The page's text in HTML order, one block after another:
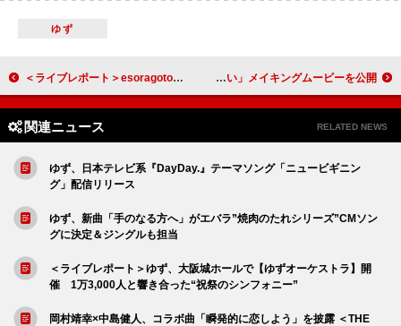
ゆず
＜ライブレポート＞esoragoto、自身初となるワンマンライブ【Apollo】――絵空事が現実になった夜 FUNKY MONKEY BΛBY'S×いきものがかり、コラボ曲「奇跡じゃない」メイキングムービーを公開
関連ニュース RELATED NEWS
ゆず、日本テレビ系『DayDay.』テーマソング「ニュービギニン
グ」配信リリース
ゆず、新曲「手のなる方へ」がエバラ”焼肉のたれシリーズ”CMソン
グに決定＆ジングルも担当
＜ライブレポート＞ゆず、大阪城ホールで【ゆずオーケストラ】開
催 1万3,000人と響き合った“祝祭のシンフォニー”
岡村靖幸×中島健人、コラボ曲「瞬発的に恋しよう」を披露 ＜THE